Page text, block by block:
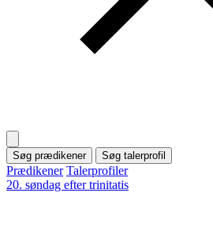
Søg prædikener Søg talerprofil
Prædikener Talerprofiler
20. søndag efter trinitatis